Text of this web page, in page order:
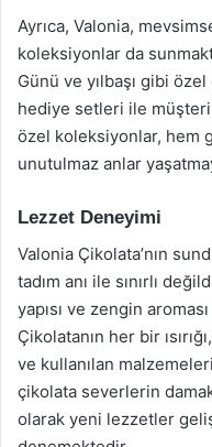
Ayrıca, Valonia,
koleksiyonlar da
Günü ve yılbaşı gibi
hediye setleri ile
özel koleksiyonlar, hem
unutulmaz anlar
Lezzet Deneyimi
Valonia Çikolata’nın
tadım anı ile sınırlı
yapısı ve zengin
Çikolatanın her bir
ve kullanılan
çikolata severlerin
olarak yeni lezzetler